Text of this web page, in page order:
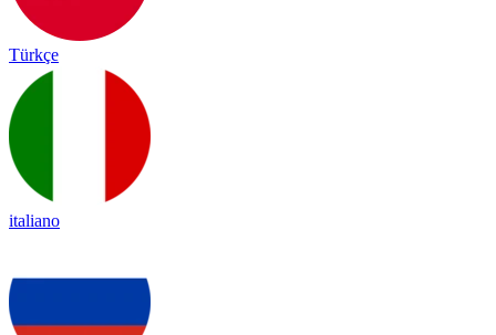
Türkçe
italiano